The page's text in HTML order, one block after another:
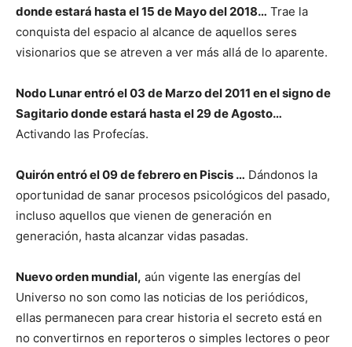
donde estará hasta el 15 de Mayo del 2018… Trae la
conquista del espacio al alcance de aquellos seres
visionarios que se atreven a ver más allá de lo aparente.
Nodo Lunarentró el 03 de Marzo del 2011 en el signo de
Sagitariodonde estará hasta el 29 de Agosto…
Activando las Profecías.
Quirónentró el 09 de febrero en Piscis … Dándonos la
oportunidad de sanar procesos psicológicos del pasado,
incluso aquellos que vienen de generación en
generación, hasta alcanzar vidas pasadas.
Nuevo orden mundial, aún vigente las energías del
Universo no son como las noticias de los periódicos,
ellas permanecen para crear historia el secreto está en
no convertirnos en reporteros o simples lectores o peor